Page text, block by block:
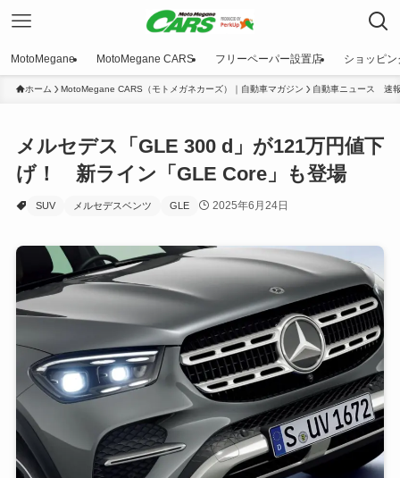
MotoMegane MotoMegane CARS フリーペーパー設置店 ショッピン
ホーム MotoMegane CARS（モトメガネカーズ）｜自動車マガジン 自動車ニュース 速
メルセデス「GLE 300 d」が121万円値下
げ！ 新ライン「GLE Core」も登場
SUV メルセデスベンツ GLE 2025年6月24日